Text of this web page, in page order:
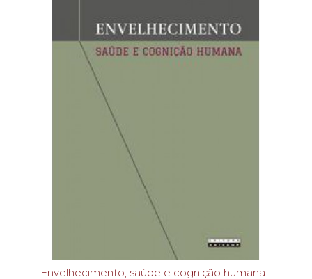
Envelhecimento, saúde e cognição humana -